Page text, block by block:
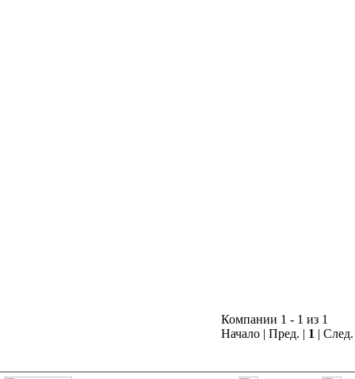
Компании 1 - 1 из 1
Начало | Пред. | 1 |